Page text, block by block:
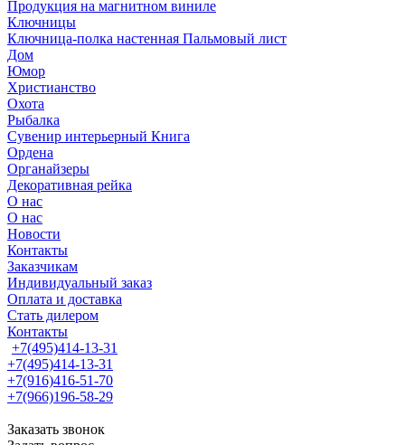
Продукция на магнитном виниле
Ключницы
Ключница-полка настенная Пальмовый лист
Дом
Юмор
Христианство
Охота
Рыбалка
Сувенир интерьерный Книга
Ордена
Органайзеры
Декоративная рейка
О нас
О нас
Новости
Контакты
Заказчикам
Индивидуальный заказ
Оплата и доставка
Стать дилером
Контакты
+7(495)414-13-31
+7(495)414-13-31
+7(916)416-51-70
+7(966)196-58-29
Заказать звонок